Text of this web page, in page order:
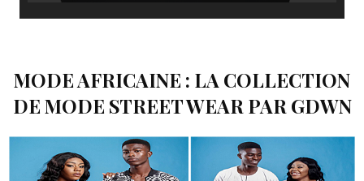
MODE AFRICAINE : LA COLLECTION
DE MODE STREET WEAR PAR GDWN